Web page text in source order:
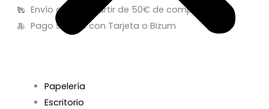
Papelería
Escritorio
Envío gratis a partir de 50€ de compra
Pago seguro con Tarjeta o Bizum